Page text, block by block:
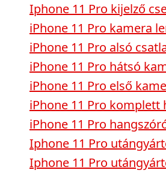
Iphone 11 Pro kijelző
iPhone 11 Pro kamera
iPhone 11 Pro alsó
iPhone 11 Pro hátsó
iPhone 11 Pro első
iPhone 11 Pro komplett
iPhone 11 Pro
Iphone 11 Pro
Iphone 11 Pro